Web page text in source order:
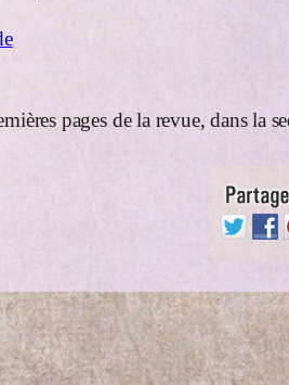
pages de la revue, dans la